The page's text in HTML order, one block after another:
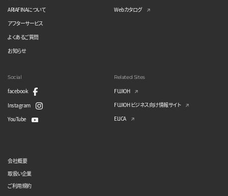
ARIAFINAについて
アフターサービス
よくあるご質問
お知らせ
Webカタログ
Social
facebook
Instagram
YouTube
Related Sites
FUJIOH
FUJIOH ビジネス向け情報サイト
ELICA
会社概要
取扱い企業
ご利用規約